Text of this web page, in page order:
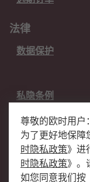
法律
数据保护
私隐条例
关于欧时
欧时销售条款
尊敬的欧时用户：
为了更好地保障
时隐私政策》 进
时隐私政策》 。
如您同意我们按